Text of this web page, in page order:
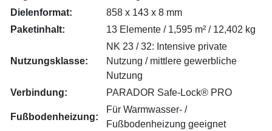
Dielenformat:
858 x 143 x 8 mm
Paketinhalt:
13 Elemente / 1,595 m² / 12,402 kg
Nutzungsklasse:
NK 23 / 32: Intensive private
Nutzung / mittlere gewerbliche
Nutzung
Verbindung:
PARADOR Safe-Lock® PRO
Fußbodenheizung:
Für Warmwasser- /
Fußbodenheizung geeignet